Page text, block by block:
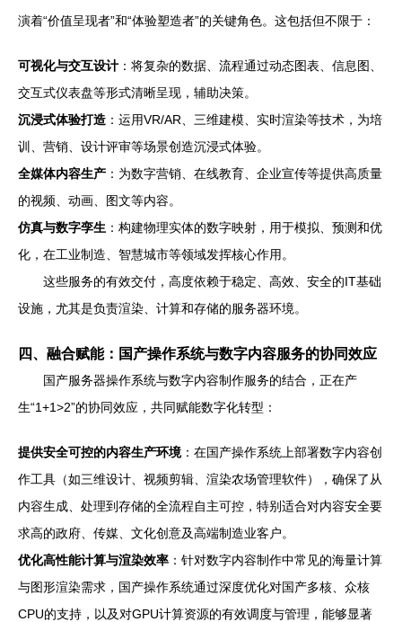
演着“价值呈现者”和“体验塑造者”的关键角色。这包括但不限于：
可视化与交互设计 ：将复杂的数据、流程通过动态图表、信息图、
交互式仪表盘等形式清晰呈现，辅助决策。
沉浸式体验打造 ：运用VR/AR、三维建模、实时渲染等技术，为培
训、营销、设计评审等场景创造沉浸式体验。
全媒体内容生产 ：为数字营销、在线教育、企业宣传等提供高质量
的视频、动画、图文等内容。
仿真与数字孪生 ：构建物理实体的数字映射，用于模拟、预测和优
化，在工业制造、智慧城市等领域发挥核心作用。
这些服务的有效交付，高度依赖于稳定、高效、安全的IT基础
设施，尤其是负责渲染、计算和存储的服务器环境。
四、融合赋能：国产操作系统与数字内容服务的协同效应
国产服务器操作系统与数字内容制作服务的结合，正在产
生“1+1>2”的协同效应，共同赋能数字化转型：
提供安全可控的内容生产环境：在国产操作系统上部署数字内容创
作工具（如三维设计、视频剪辑、渲染农场管理软件），确保了从
内容生成、处理到存储的全流程自主可控，特别适合对内容安全要
求高的政府、传媒、文化创意及高端制造业客户。
优化高性能计算与渲染效率 ：针对数字内容制作中常见的海量计算
与图形渲染需求，国产操作系统通过深度优化对国产多核、众核
CPU的支持，以及对GPU计算资源的有效调度与管理，能够显著